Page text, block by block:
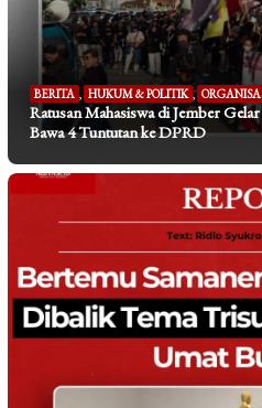
BERITA , HUKUM & POLITIK ,
Ratusan Mahasiswa di Jember
Bawa 4 Tuntutan ke DPRD